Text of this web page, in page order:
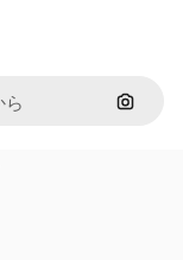
画像で